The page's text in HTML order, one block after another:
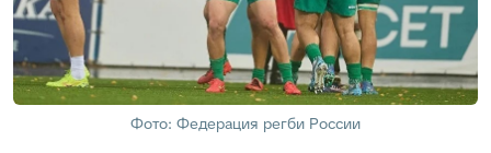
Фото: Федерация регби России